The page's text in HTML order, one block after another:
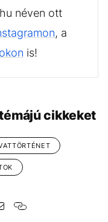
néven ott
, a
is!
cikkeket